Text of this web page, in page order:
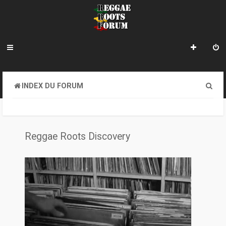
INDEX DU FORUM
Reggae Roots Discovery